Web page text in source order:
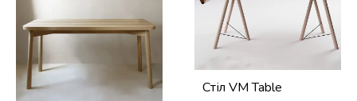
Стіл VM Table